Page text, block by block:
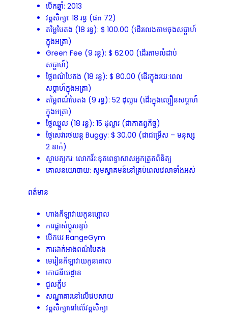
បើកឆ្នាំ: 2013
វគ្គសិក្សា: 18 រន្ធ (ផត 72)
តម្លៃបៃតង (18 រន្ធ): $ 100.00 (ដើរលេងតាមចុងសប្តាហ៍
ក្នុងអត្រា)
Green Fee (9 រន្ធ): $ 62.00 (ដើរតាមលំដាប់
សប្តាហ៍)
ថ្លៃពណ៌បៃតង (18 រន្ធ): $ 80.00 (ដើរក្នុងរយៈពេល
សប្តាហ៍ក្នុងអត្រា)
តម្លៃពណ៌បៃតង (9 រន្ធ): 52 ដុល្លារ (ដើរក្នុងល្បឿនសប្តាហ៍
ក្នុងអត្រា)
ថ្លៃឈ្នួល (18 រន្ធ): 15 ដុល្លារ (ជាកាតព្វកិច្ច)
ថ្លៃសេវារថយន្ត Buggy: $ 30.00 (ជាជម្រើស – មនុស្ស
2 នាក់)
ស្ថាបត្យករ: លោកវីរៈឌុតពេទ្ធាសាសអ្នកត្រួតពិនិត្យ
គោលនយោបាយ: សូមស្វាគមន៍នៅគ្រប់ពេលវេលាទាំងអស់
ពត៌មាន
ហាងកីឡាវាយកូនហ្គោល
ការផ្លាស់ប្តូរបន្ទប់
បើកបរ RangeGym
ការដាក់អាងពណ៌បៃតង
មេរៀនកីឡាវាយកូនគោល
ភោជនីយដ្ឋាន
ជួលក្លឹប
សណ្ឋាគារនៅលើវេបសាយ
វគ្គសិក្សានៅលើវគ្គសិក្សា